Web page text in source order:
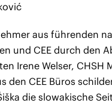
aus führenden
und CEE durch den
Irene Welser,
den CEE Büros
die slowakische